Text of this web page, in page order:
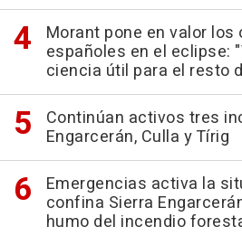
Morant pone en valor
españoles en el eclipse:
ciencia útil para el resto
Continúan activos tres
Engarcerán, Culla y Tírig
Emergencias activa la
confina Sierra
humo del incendio